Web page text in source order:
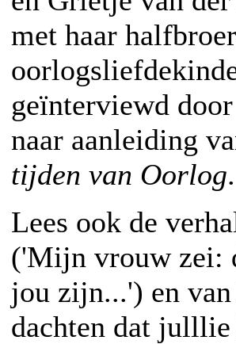
met haar
geïnterviewd
naar aanleiding
tijden van Oorlog.
Lees ook de
('Mijn vrouw zei:
jou zijn...') en
dachten dat